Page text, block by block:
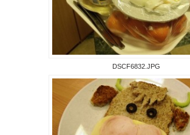
DSCF6832.JPG